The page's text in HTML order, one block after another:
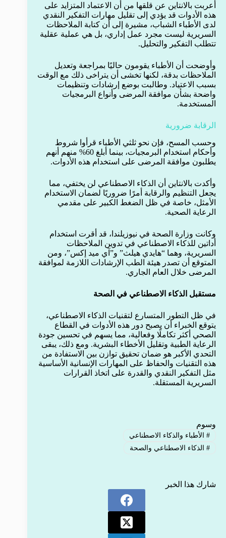
أعربت بالانتاين عن قلقها من أن الاعتماد المتزايد على
هذه الأدوات قد يؤدي إلى تقليل مهارات التفكير النقدي
لدى الأطباء الشباب، مشيرة إلى أن كتابة الملاحظات
السريرية ليست مجرد عمل إداري، بل هي عملية عقلية
تتطلب التفكير والتحليل.
وأوضحت أن الأطباء يقومون حاليًا بمراجعة وتعديل
الملاحظات بدقة، لكنها تخشى أن يتراخى ذلك مع الوقت
بسبب الاعتياد. وطالبت بوضع إرشادات وتنظيمات
واضحة بشأن موافقة المرضى وأنواع البرمجيات
المستخدمة.
الرقابة ضرورية
وحسب المسح، فإن نحو ثلثي الأطباء قرأوا شروط
وأحكام استخدام البرمجيات، بينما أبلغ 60% منهم أنهم
يطلبون موافقة المرضى على استخدام هذه الأدوات.
وأكدت بالانتاين أن الذكاء الاصطناعي لن يختفي، مما
يجعل التنظيم والرقابة أمرًا ضروريًا لضمان الاستخدام
الأمثل، خاصة في ظل الضغط الكبير على مقدمي
الرعاية الصحية.
وكانت وزارة الصحة في نيوزيلندا، قد أقرت استخدام
أداتين للذكاء الاصطناعي في تدوين الملاحظات
السريرية، وهما “هايدي هيلث” و”آي ميد إكس”، ومن
المتوقع أن تصدر هيئة الطب الإرشادات اللازمة لموافقة
المرضى خلال العام الجاري.
مستقبل الذكاء الاصطناعي في الصحة
في ظل التطور المتسارع لتقنيات الذكاء الاصطناعي،
يتوقع الخبراء أن يصبح دور هذه الأدوات في القطاع
الصحي أكثر تكاملًا وفعالية، مما يسهم في تحسين جودة
الرعاية الطبية وتقليل الأخطاء البشرية. ومع ذلك، يبقى
التحدي الأكبر هو ضمان تحقيق توازن بين الاستفادة من
هذه التقنيات والحفاظ على المهارات الإنسانية الأساسية
مثل التفكير النقدي والقدرة على اتخاذ القرارات
السريرية المستقلة.
وسوم
#الأطباء والذكاء الاصطناعي
#الذكاء الاصطناعي والصحة
شارك هذا الخبر